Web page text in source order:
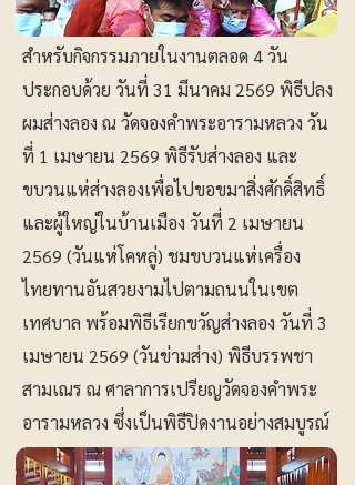
สำหรับกิจกรรมภายในงานตลอด 4 วัน
ประกอบด้วย วันที่ 31 มีนาคม 2569 พิธีปลง
ผมส่างลอง ณ วัดจองคำพระอารามหลวง วัน
ที่ 1 เมษายน 2569 พิธีรับส่างลอง และ
ขบวนแห่ส่างลองเพื่อไปขอขมาสิ่งศักดิ์สิทธิ์
และผู้ใหญ่ในบ้านเมือง วันที่ 2 เมษายน
2569 (วันแห่โคหลู่) ชมขบวนแห่เครื่อง
ไทยทานอันสวยงามไปตามถนนในเขต
เทศบาล พร้อมพิธีเรียกขวัญส่างลอง วันที่ 3
เมษายน 2569 (วันข่ามส่าง) พิธีบรรพชา
สามเณร ณ ศาลาการเปรียญวัดจองคำพระ
อารามหลวง ซึ่งเป็นพิธีปิดงานอย่างสมบูรณ์